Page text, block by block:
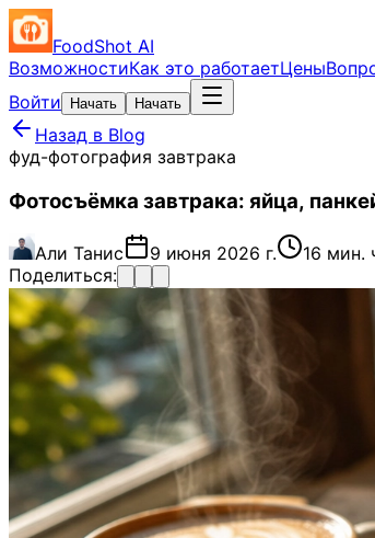
FoodShot AI
ВозможностиКак это работаетЦены
Войти
Начать Начать
Назад в Blog
фуд-фотография завтрака
Фотосъёмка завтрака: яйца,
Али Танис 9 июня 2026 г.
16 мин.
Поделиться: